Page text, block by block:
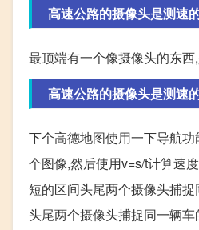
高速公路的摄像头是测速
最顶端有一个像摄像头的东
高速公路的摄像头是测速
下个高德地图使用一下导航
个图像,然后使用v=s/t计算速
短的区间头尾两个摄像头捕
头尾两个摄像头捕捉同一辆